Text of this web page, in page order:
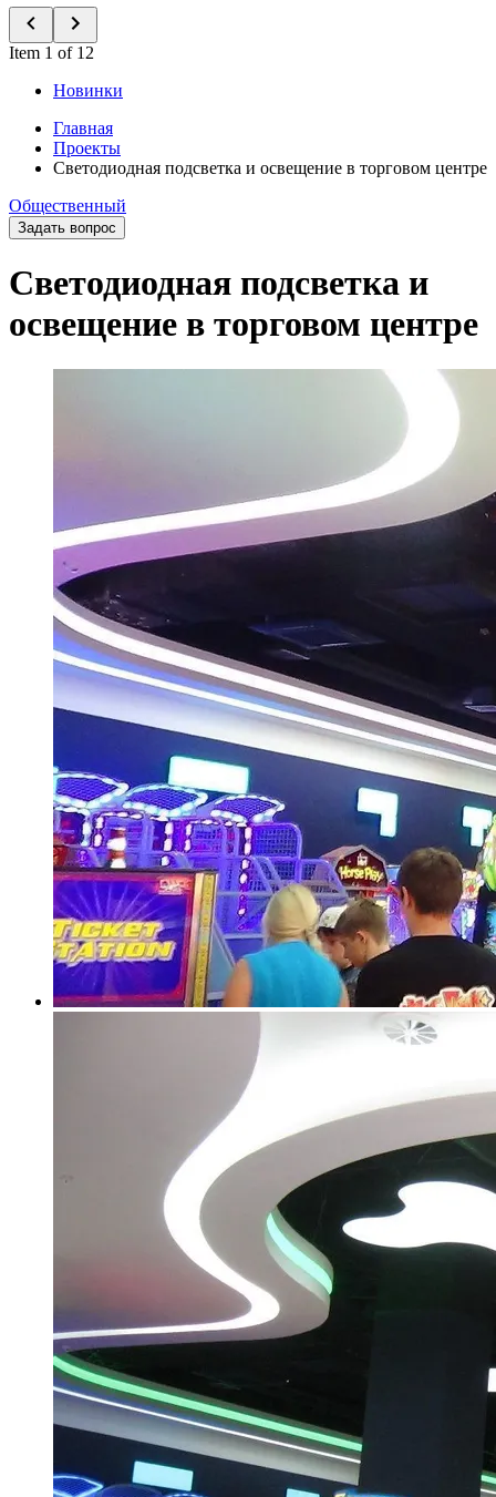
Item 1 of 12
Новинки
Главная
Проекты
Светодиодная подсветка и освещение в торговом центре
Общественный
Задать вопрос
Светодиодная подсветка и
освещение в торговом центре